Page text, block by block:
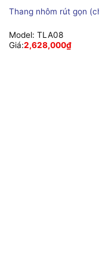
Thang nhôm rút gọn
Model: TLA08
Giá:2,628,000₫